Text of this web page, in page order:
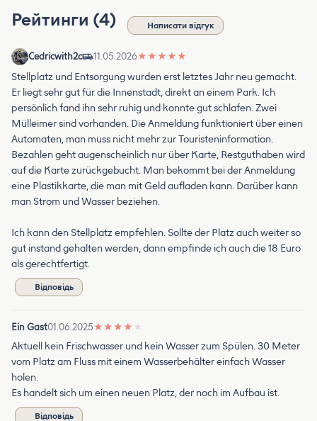
Рейтинги (4) Написати відгук
Cedricwith2c 11.05.2026★ ★ ★ ★ ★
Stellplatz und Entsorgung wurden erst letztes Jahr neu gemacht.
Er liegt sehr gut für die Innenstadt, direkt an einem Park. Ich
persönlich fand ihn sehr ruhig und konnte gut schlafen. Zwei
Mülleimer sind vorhanden. Die Anmeldung funktioniert über einen
Automaten, man muss nicht mehr zur Touristeninformation.
Bezahlen geht augenscheinlich nur über Karte, Restguthaben wird
auf die Karte zurückgebucht. Man bekommt bei der Anmeldung
eine Plastikkarte, die man mit Geld aufladen kann. Darüber kann
man Strom und Wasser beziehen.
Ich kann den Stellplatz empfehlen. Sollte der Platz auch weiter so
gut instand gehalten werden, dann empfinde ich auch die 18 Euro
als gerechtfertigt.
Відповідь
Ein Gast01.06.2025★ ★ ★ ★ ★
Aktuell kein Frischwasser und kein Wasser zum Spülen. 30 Meter
vom Platz am Fluss mit einem Wasserbehälter einfach Wasser
holen.
Es handelt sich um einen neuen Platz, der noch im Aufbau ist.
Відповідь